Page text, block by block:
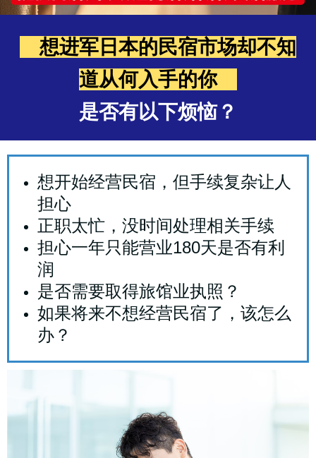
想进军日本的民宿市场却不知
道从何入手的你
是否有以下烦恼？
想开始经营民宿，但手续复杂让人
担心
正职太忙，没时间处理相关手续
担心一年只能营业180天是否有利
润
是否需要取得旅馆业执照？
如果将来不想经营民宿了，该怎么
办？